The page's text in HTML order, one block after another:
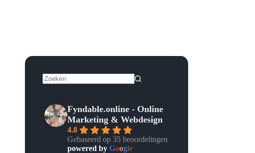
Fyndable.online - Online
Marketing & Webdesign
4.8
Gebaseerd op 35 beoordelingen
powered byGoogle